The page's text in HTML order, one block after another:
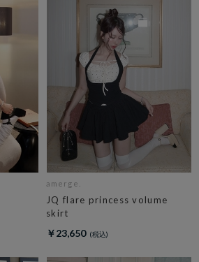
amerge.
JQ flare princess volume
skirt
￥23,650